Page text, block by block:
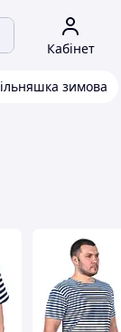
Кабінет
зимова